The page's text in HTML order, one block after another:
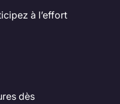
à l’effort
dès